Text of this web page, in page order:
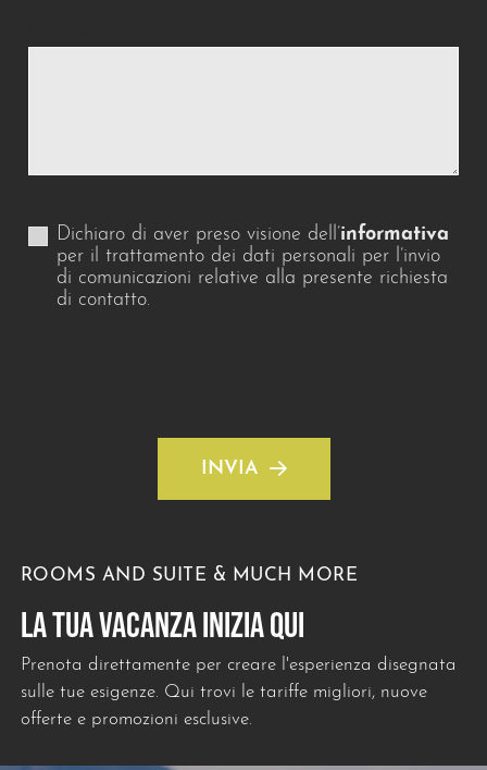
Dichiaro di aver preso visione dell’informativa
per il trattamento dei dati personali per l’invio
di comunicazioni relative alla presente richiesta
di contatto.
INVIA
ROOMS AND SUITE & MUCH MORE
LA TUA VACANZA INIZIA QUI
Prenota direttamente per creare l'esperienza disegnata
sulle tue esigenze. Qui trovi le tariffe migliori, nuove
offerte e promozioni esclusive.